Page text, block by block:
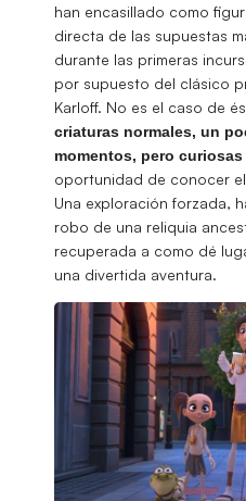
han encasillado como
directa de las supuestas
durante las primeras
por supuesto del clásico
Karloff. No es el caso de
criaturas normales, un
momentos, pero curiosas
oportunidad de conocer
Una exploración forzada,
robo de una reliquia
recuperada a como dé
una divertida aventura.